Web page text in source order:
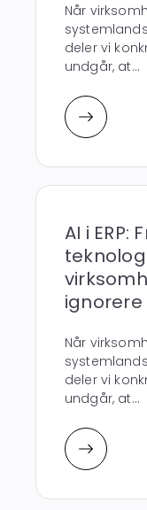
Når
deler vi
undgår, at...
AI i
ignorere
Når
deler vi
undgår, at...